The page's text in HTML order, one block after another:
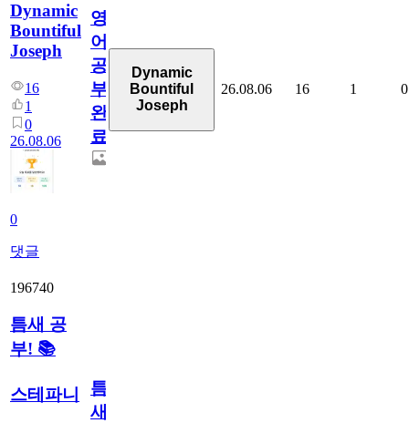
Dynamic
Bountiful
Joseph
16
1
0
26.08.06
0
댓글
영
어
공
부
완
료
Dynamic
Bountiful
Joseph
26.08.06 16 1 0
196740
틈새 공
부! 📚
스테파니
틈
새